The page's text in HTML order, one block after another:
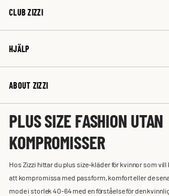
CLUB ZIZZI
HJÄLP
ABOUT ZIZZI
PLUS SIZE FASHION UTAN
KOMPROMISSER
Hos Zizzi hittar du plus size-kläder för kvinnor som vill
att kompromissa med passform, komfort eller de
mode i storlek 40-64 med en förståelse för den